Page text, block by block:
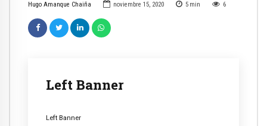
Hugo Amanque Chaiña noviembre 15, 2020 5 min 6
Left Banner
Left Banner